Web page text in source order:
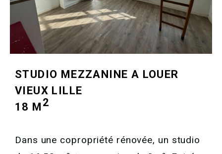
STUDIO MEZZANINE A LOUER
VIEUX LILLE
18 M2
Dans une copropriété rénovée, un studio